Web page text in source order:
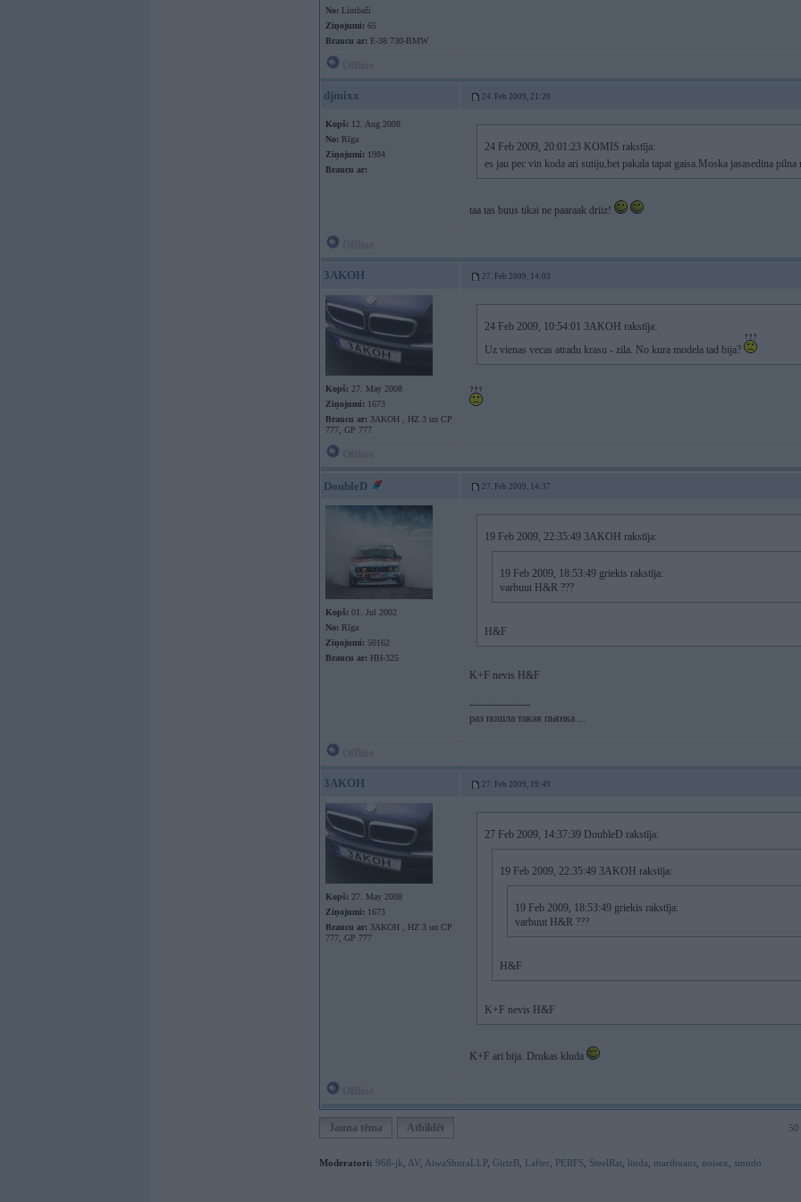
No: Limbaži
Ziņojumi: 65
Braucu ar: E-38 730-BMW
djmixx 24. Feb 2009, 21:20
Kopš: 12. Aug 2008
No: Rīga
Ziņojumi: 1984
Braucu ar:
24 Feb 2009, 20:01:23 KOMIS rakstīja:
es jau pec vin koda ari sutiju,bet pakala tapat gaisa.Moska jasasedina pilna
taa tas buus tikai ne paaraak driiz!
3AKOH 27. Feb 2009, 14:03
Kopš: 27. May 2008
Ziņojumi: 1673
Braucu ar: 3AKOH , HZ 3 un CP
777, GP 777
24 Feb 2009, 10:54:01 3AKOH rakstīja:
Uz vienas vecas atradu krasu - zila. No kura modela tad bija?
DoubleD 27. Feb 2009, 14:37
Kopš: 01. Jul 2002
No: Rīga
Ziņojumi: 50162
Braucu ar: HH-325
19 Feb 2009, 22:35:49 3AKOH rakstīja:
19 Feb 2009, 18:53:49 griekis rakstīja:
varbuut H&R ???
H&F
K+F nevis H&F
-----------------
раз пошла такая пьянка ...
3AKOH 27. Feb 2009, 19:49
Kopš: 27. May 2008
Ziņojumi: 1673
Braucu ar: 3AKOH , HZ 3 un CP
777, GP 777
27 Feb 2009, 14:37:39 DoubleD rakstīja:
19 Feb 2009, 22:35:49 3AKOH rakstīja:
19 Feb 2009, 18:53:49 griekis rakstīja:
varbuut H&R ???
H&F
K+F nevis H&F
K+F ari bija. Drukas kluda
Jauna tēma Atbildēt
Moderatori: 968-jk AV AiwaShuraLLP, GirtzB Lafter PERFS SteelRat linda marihuans noisex smudo